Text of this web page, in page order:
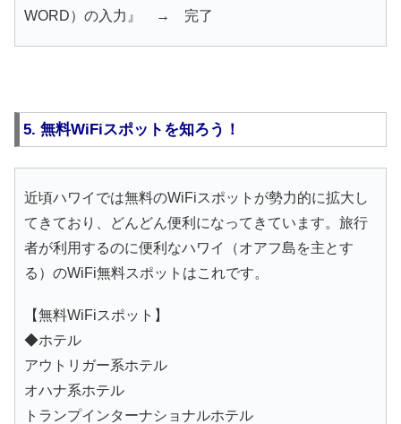
WORD）の入力』 → 完了
5. 無料WiFiスポットを知ろう！
近頃ハワイでは無料のWiFiスポットが勢力的に拡大し
てきており、どんどん便利になってきています。旅行
者が利用するのに便利なハワイ（オアフ島を主とす
る）のWiFi無料スポットはこれです。
【無料WiFiスポット】
◆ホテル
アウトリガー系ホテル
オハナ系ホテル
トランプインターナショナルホテル